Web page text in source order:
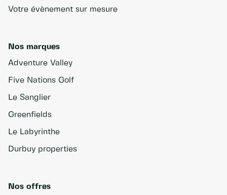
Votre évènement sur mesure
Nos marques
Adventure Valley
Five Nations Golf
Le Sanglier
Greenfields
Le Labyrinthe
Durbuy properties
Nos offres